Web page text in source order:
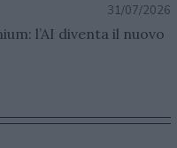
31/07/2026
l’AI diventa il nuovo